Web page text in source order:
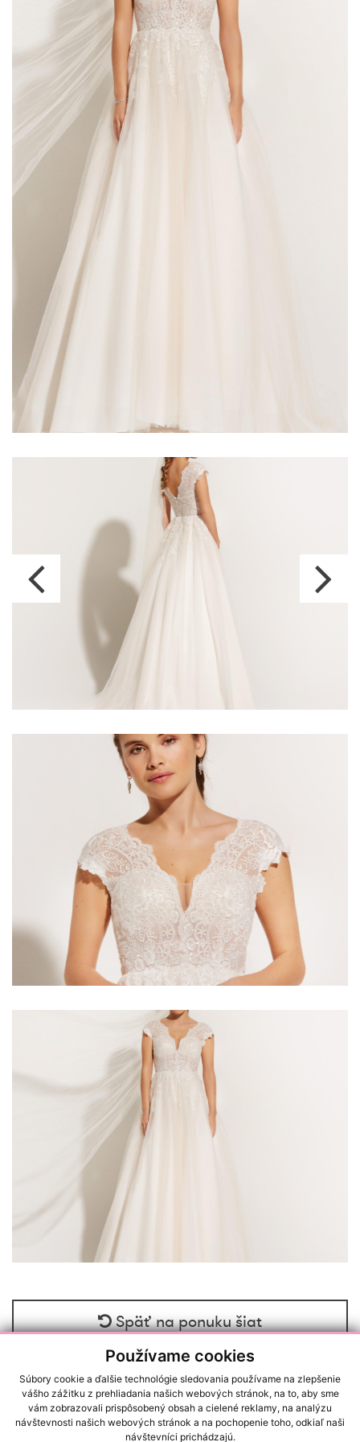
Používame cookies
Súbory cookie a ďalšie technológie sledovania používame na zlepšenie
vášho zážitku z prehliadania našich webových stránok, na to, aby sme
vám zobrazovali prispôsobený obsah a cielené reklamy, na analýzu
návštevnosti našich webových stránok a na pochopenie toho, odkiaľ naši
návštevníci prichádzajú.
Späť na ponuku šiat
RAČIANSKA 22/A, 83102, BRATISLAVA (NOVÉ MESTO)